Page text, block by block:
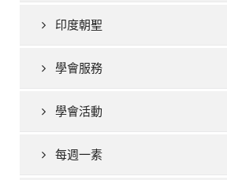
印度朝聖
學會服務
學會活動
每週一素